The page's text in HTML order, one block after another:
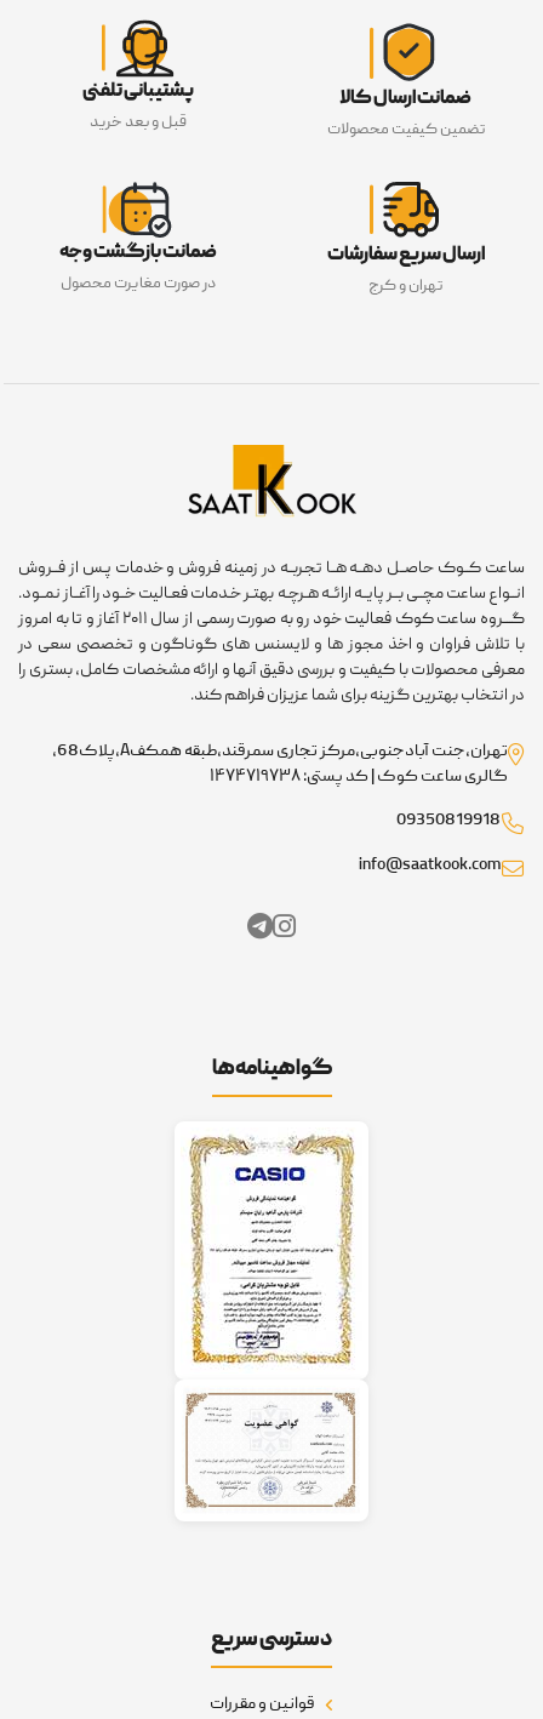
ضمانت ارسال کالا
تضمین کیفیت محصولات
پشتیبانی تلفنی
قبل و بعد خرید
ارسال سریع سفارشات
تهران و کرج
ضمانت بازگشت وجه
در صورت مغایرت محصول
ساعت کــوک حاصــل دهــه هــا تجربــه در زمینه فروش و خدمات پـس از فــروش
انــواع ساعت مچــی بــر پایــه ارائــه هـرچـه بهتـر خـدمات فعـالیت خــود را آغــاز نمــود.
گـــروه ساعت کوک فعالیت خود رو به صورت رسمی از سال ۲۰۱۱ آغاز و تا به امروز
با تلاش فراوان و اخذ مجوز ها و لایسنس های گوناگون و تخصصی سعی در
معرفی محصولات با کیفیت و بررسی دقیق آنها و ارائه مشخصات کامل، بستری را
در انتخاب بهترین گزینه برای شما عزیزان فراهم کند.
تهران،جنت آبادجنوبی،مرکز تجاری سمرقند،طبقه همکفA،پلاک68،
گالری ساعت کوک | کد پستی: ۱۴۷۴۷۱۹۷۳۸
09350819918
info@saatkook.com
گواهینامه‌ها
دسترسی سریع
قوانین و مقررات